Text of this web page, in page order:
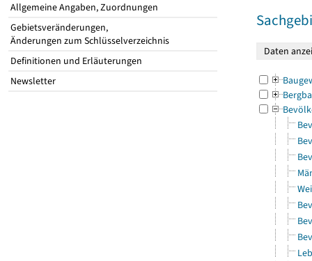
Allgemeine Angaben, Zuordnungen
Gebietsveränderungen,
Änderungen zum Schlüsselverzeichnis
Definitionen und Erläuterungen
Newsletter